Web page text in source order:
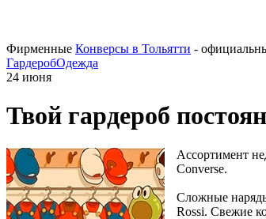
Фирменные Конверсы в Тольятти -
ГардеробОдежда
24 июня
Твой гардероб
Ассортимент
Converse.
Сложные
Rossi. Свежие